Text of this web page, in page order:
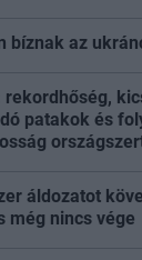
bíznak az
rekordhőség,
patakok és
áldozatot
még nincs vége